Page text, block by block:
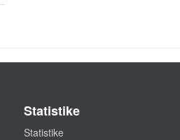
Statistike
Statistike